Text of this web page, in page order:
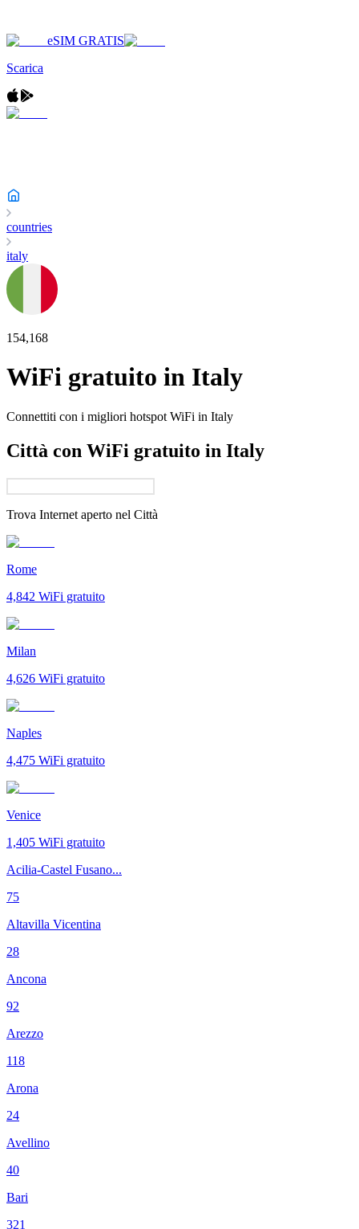
eSIM GRATIS
Scarica
countries
italy
154,168
WiFi gratuito in Italy
Connettiti con i migliori hotspot WiFi in Italy
Città con WiFi gratuito in Italy
Trova Internet aperto nel Città
Rome
4,842 WiFi gratuito
Milan
4,626 WiFi gratuito
Naples
4,475 WiFi gratuito
Venice
1,405 WiFi gratuito
Acilia-Castel Fusano...
75
Altavilla Vicentina
28
Ancona
92
Arezzo
118
Arona
24
Avellino
40
Bari
321